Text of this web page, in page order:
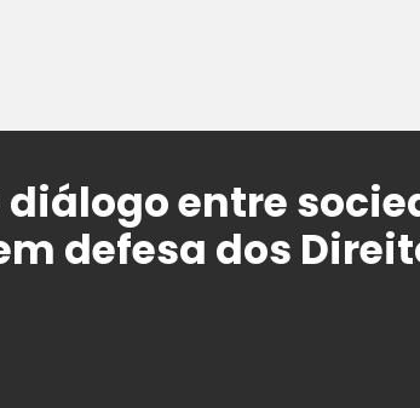
entre
defesa dos